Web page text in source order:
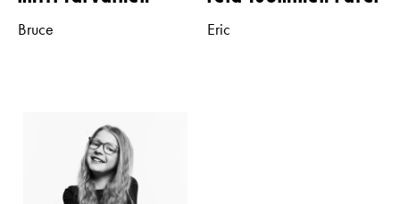
Bruce Eric